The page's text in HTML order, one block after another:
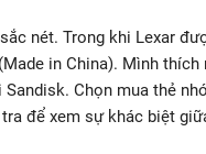
nét. Trong khi Lexar
in China). Mình
Chọn mua thẻ
để xem sự khác biệt